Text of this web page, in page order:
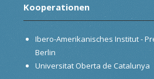
Kooperationen
Ibero-Amerikanisches Institut -
Berlin
Universitat Oberta de Catalunya